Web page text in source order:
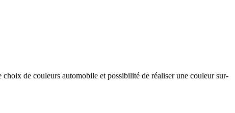
de couleurs automobile et possibilité de réaliser une couleur sur-